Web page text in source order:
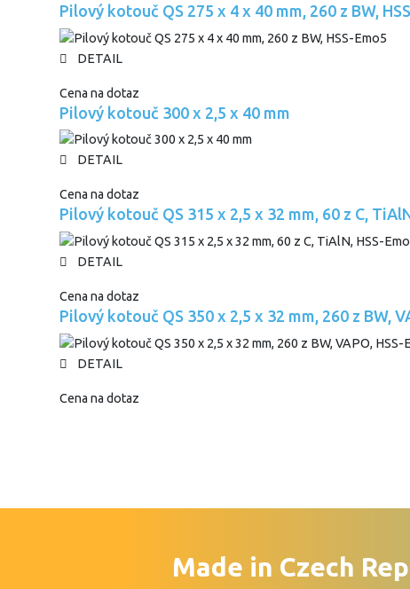
Pilový kotouč QS 275 x 4 x 40 mm, 260 z BW,
DETAIL
Cena na dotaz
Pilový kotouč 300 x 2,5 x 40 mm
DETAIL
Cena na dotaz
Pilový kotouč QS 315 x 2,5 x 32 mm, 60 z C,
DETAIL
Cena na dotaz
Pilový kotouč QS 350 x 2,5 x 32 mm, 260 z BW,
DETAIL
Cena na dotaz
Made in Czech